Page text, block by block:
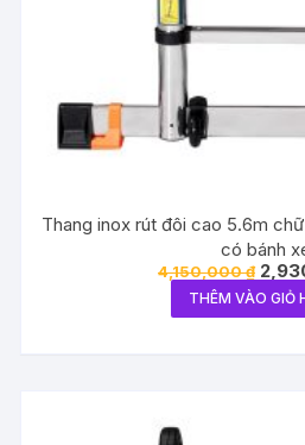
Thang inox rút đôi cao 5.6m
có bánh
4,150,000₫ Giá
gốc
là:
THÊM VÀO GIỎ